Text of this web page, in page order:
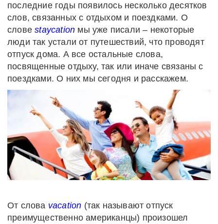
последние годы появилось несколько десятков
слов, связанных с отдыхом и поездками. О
словеstaycation мы уже писали – некоторые
люди так устали от путешествий, что проводят
отпуск дома. А все остальные слова,
посвященные отдыху, так или иначе связаны с
поездками. О них мы сегодня и расскажем.
От слова vacation (так называют отпуск
преимущественно американцы) произошел